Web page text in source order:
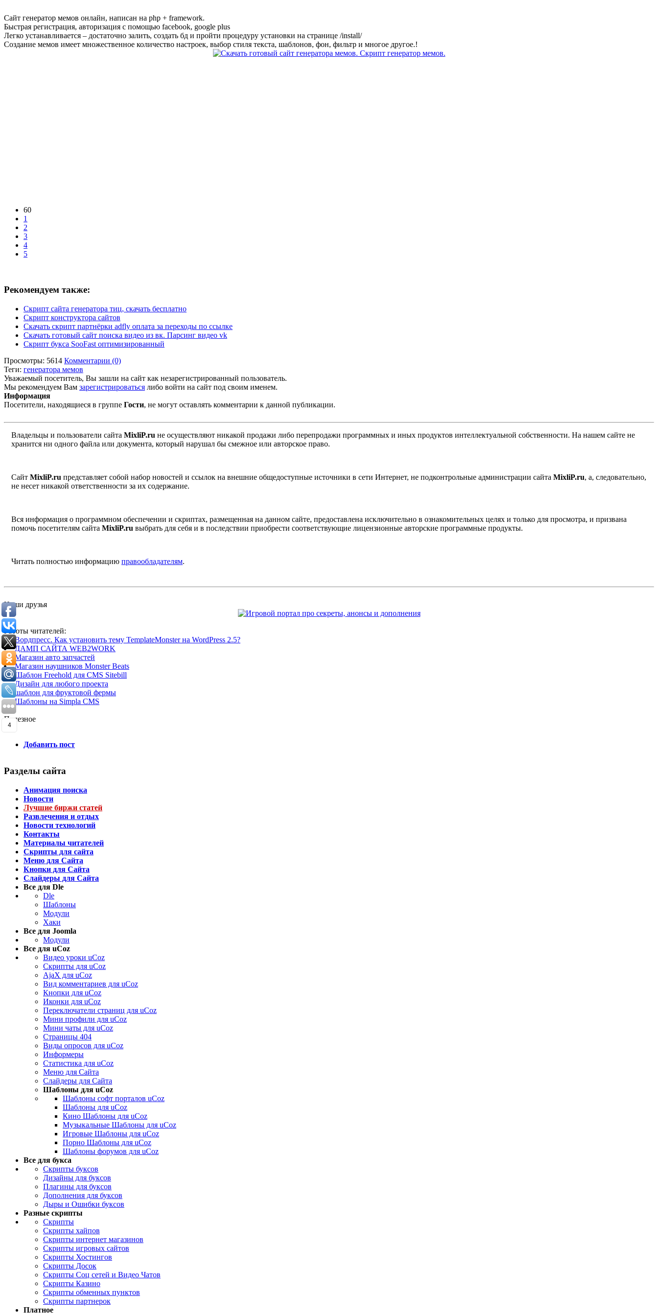
Сайт генератор мемов онлайн, написан на php + framework.
Быстрая регистрация, авторизация с помощью facebook, google plus
Легко устанавливается – достаточно залить, создать бд и пройти процедуру установки на странице /install/
Создание мемов имеет множественное количество настроек, выбор стиля текста, шаблонов, фон, фильтр и многое другое.!
60
1
2
3
4
5
Рекомендуем также:
Скрипт сайта генератора тиц, скачать бесплатно
Скрипт конструктора сайтов
Скачать скрипт партнёрки adfly оплата за переходы по ссылке
Скачать готовый сайт поиска видео из вк. Парсинг видео vk
Скрипт букса SooFast оптимизированный
Просмотры: 5614 Комментарии (0)
Теги: генератора мемов
Уважаемый посетитель, Вы зашли на сайт как незарегистрированный пользователь.
Мы рекомендуем Вам зарегистрироваться либо войти на сайт под своим именем.
Информация
Посетители, находящиеся в группе Гости, не могут оставлять комментарии к данной публикации.
Владельцы и пользователи сайта MixliP.ru не осуществляют никакой продажи либо перепродажи программных и иных продуктов интеллектуальной собственности. На нашем сайте не
хранится ни одного файла или документа, который нарушал бы смежное или авторское право.
Сайт MixliP.ru представляет собой набор новостей и ссылок на внешние общедоступные источники в сети Интернет, не подконтрольные администрации сайта MixliP.ru, а, следовательно,
не несет никакой ответственности за их содержание.
Вся информация о программном обеспечении и скриптах, размещенная на данном сайте, предоставлена исключительно в ознакомительных целях и только для просмотра, и призвана
помочь посетителям сайта MixliP.ru выбрать для себя и в последствии приобрести соответствующие лицензионные авторские программные продукты.
Читать полностью информацию правообладателям.
Наши друзья
Работы читателей:
Вордпресс. Как установить тему TemplateMonster на WordPress 2.5?
ДАМП САЙТА WEB2WORK
Магазин авто запчастей
Магазин наушников Monster Beats
Шаблон Freehold для CMS Sitebill
Дизайн для любого проекта
шаблон для фруктовой фермы
Шаблоны на Simpla CMS
Полезное
Добавить пост
Разделы сайта
Анимация поиска
Новости
Лучшие биржи статей
Развлечения и отдых
Новости технологий
Контакты
Материалы читателей
Скрипты для сайта
Меню для Сайта
Кнопки для Сайта
Слайдеры для Сайта
Все для Dle
Dle
Шаблоны
Модули
Хаки
Все для Joomla
Модули
Все для uCoz
Видео уроки uCoz
Скрипты для uCoz
AjaX для uCoz
Вид комментариев для uCoz
Кнопки для uCoz
Иконки для uCoz
Переключатели страниц для uCoz
Мини профили для uCoz
Мини чаты для uCoz
Страницы 404
Виды опросов для uCoz
Информеры
Статистика для uCoz
Меню для Сайта
Слайдеры для Сайта
Шаблоны для uCoz
Шаблоны софт порталов uCoz
Шаблоны для uCoz
Кино Шаблоны для uCoz
Музыкальные Шаблоны для uCoz
Игровые Шаблоны для uCoz
Порно Шаблоны для uCoz
Шаблоны форумов для uCoz
Все для букса
Скрипты буксов
Дизайны для буксов
Плагины для буксов
Дополнения для буксов
Дыры и Ошибки буксов
Разные скрипты
Скрипты
Скрипты хайпов
Скрипты интернет магазинов
Скрипты игровых сайтов
Скрипты Хостингов
Скрипты Досок
Скрипты Соц сетей и Видео Чатов
Скрипты Казино
Скрипты обменных пунктов
Скрипты партнерок
Платное
4